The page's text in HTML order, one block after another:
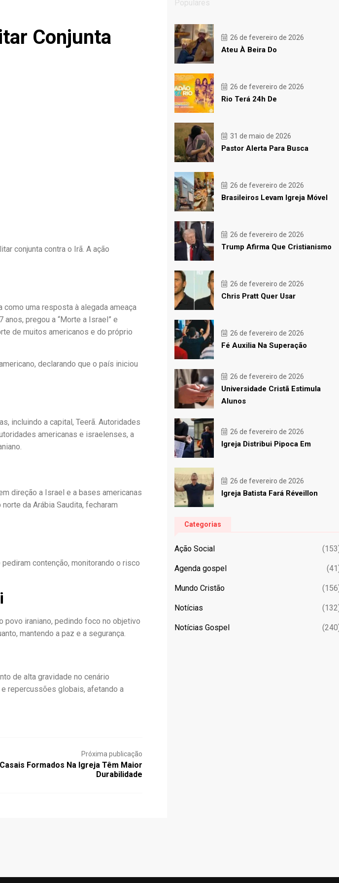
Conjunta
conjunta contra o Irã. A ação
como uma resposta à alegada ameaça
pregou a “Morte a Israel” e
de muitos americanos e do próprio
declarando que o país iniciou
incluindo a capital, Teerã. Autoridades
americanas e israelenses, a
direção a Israel e a bases americanas
da Arábia Saudita, fecharam
contenção, monitorando o risco
povo iraniano, pedindo foco no objetivo
mantendo a paz e a segurança.
de alta gravidade no cenário
repercussões globais, afetando a
Próxima publicação
Casais Formados Na Igreja Têm Maior
Durabilidade
Populares
26 de fevereiro de 2026
Ateu À Beira Do
26 de fevereiro de 2026
Rio Terá 24h De
31 de maio de 2026
Pastor Alerta Para Busca
26 de fevereiro de 2026
Brasileiros Levam Igreja Móvel
26 de fevereiro de 2026
Trump Afirma Que Cristianismo
26 de fevereiro de 2026
Chris Pratt Quer Usar
26 de fevereiro de 2026
Fé Auxilia Na Superação
26 de fevereiro de 2026
Universidade Cristã Estimula
Alunos
26 de fevereiro de 2026
Igreja Distribui Pipoca Em
26 de fevereiro de 2026
Igreja Batista Fará Réveillon
Categorias
Ação Social
Agenda gospel
Mundo Cristão
Notícias
Notícias Gospel